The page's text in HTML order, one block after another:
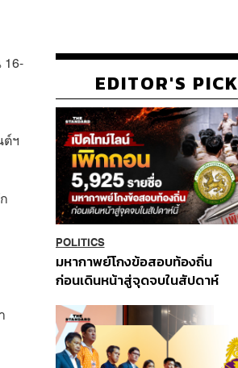
ต์ฯ
EDITOR'S PICK
POLITICS
มหากาพย์โกงข้อสอบท้องถิ่น
ก่อนเดินหน้าสู่จุดจบในสัปดาห์